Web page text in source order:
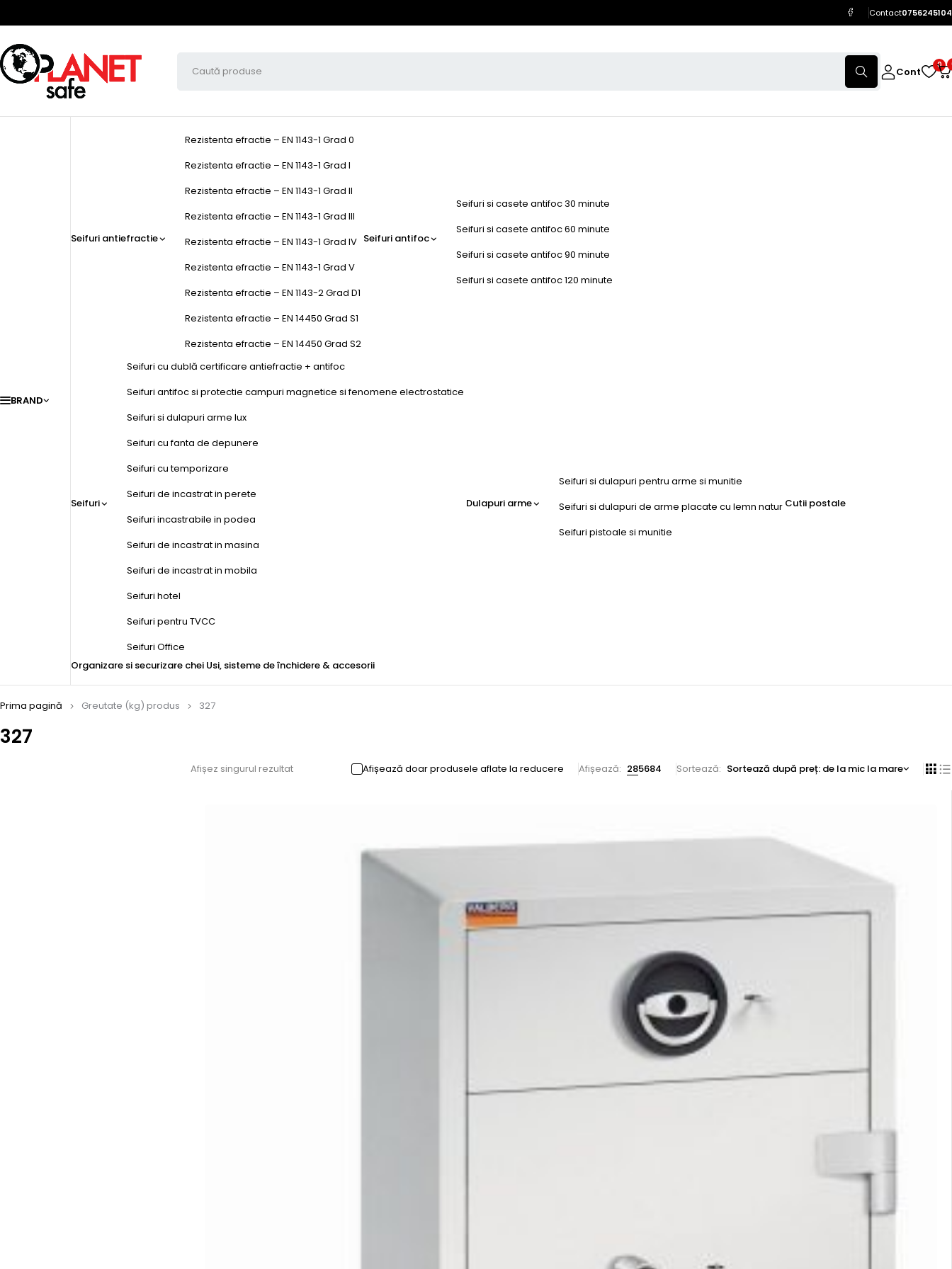
Contact0756245104
Cont
0
BRAND
Seifuri antiefractie
Rezistenta efractie – EN 1143-1 Grad 0
Rezistenta efractie – EN 1143-1 Grad I
Rezistenta efractie – EN 1143-1 Grad II
Rezistenta efractie – EN 1143-1 Grad III
Rezistenta efractie – EN 1143-1 Grad IV
Rezistenta efractie – EN 1143-1 Grad V
Rezistenta efractie – EN 1143-2 Grad D1
Rezistenta efractie – EN 14450 Grad S1
Rezistenta efractie – EN 14450 Grad S2
Seifuri antifoc
Seifuri si casete antifoc 30 minute
Seifuri si casete antifoc 60 minute
Seifuri si casete antifoc 90 minute
Seifuri si casete antifoc 120 minute
Seifuri
Seifuri cu dublă certificare antiefractie + antifoc
Seifuri antifoc si protectie campuri magnetice si fenomene electrostatice
Seifuri si dulapuri arme lux
Seifuri cu fanta de depunere
Seifuri cu temporizare
Seifuri de incastrat in perete
Seifuri incastrabile in podea
Seifuri de incastrat in masina
Seifuri de incastrat in mobila
Seifuri hotel
Seifuri pentru TVCC
Seifuri Office
Dulapuri arme
Seifuri si dulapuri pentru arme si munitie
Seifuri si dulapuri de arme placate cu lemn natur
Seifuri pistoale si munitie
Cutii postale
Organizare si securizare chei Usi, sisteme de închidere & accesorii
327
Prima pagină Greutate (kg) produs 327
Afișez singurul rezultat Afișează doar produsele aflate la reducere Afișează: 285684 Sortează Sortează după preț: de la mic la mare